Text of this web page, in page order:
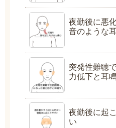
夜勤後に悪
音のような
突発性難聴
力低下と耳
夜勤後に起
い